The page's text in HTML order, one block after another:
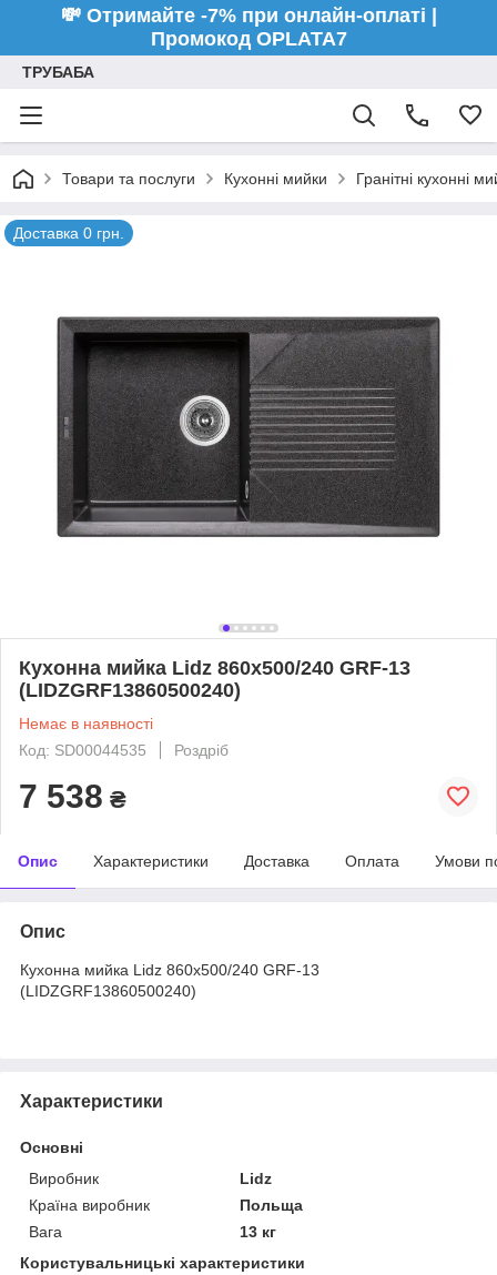
💸 Отримайте -7% при онлайн-оплаті |
Промокод OPLATA7
ТРУБАБА
Товари та послуги Кухонні мийки Гранітні кухонні
Доставка 0 грн.
Кухонна мийка Lidz 860х500/240 GRF-13
(LIDZGRF13860500240)
Немає в наявності
Код: SD00044535
Роздріб
7 538 ₴
Опис Характеристики Доставка Оплата Умови
Опис
Кухонна мийка Lidz 860х500/240 GRF-13
(LIDZGRF13860500240)
Характеристики
Основні
Виробник
Lidz
Країна виробник
Польща
Вага
13 кг
Користувальницькі характеристики